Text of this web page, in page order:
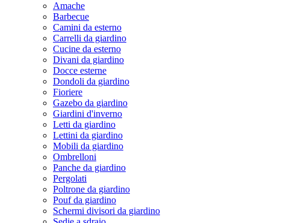
Amache
Barbecue
Camini da esterno
Carrelli da giardino
Cucine da esterno
Divani da giardino
Docce esterne
Dondoli da giardino
Fioriere
Gazebo da giardino
Giardini d'inverno
Letti da giardino
Lettini da giardino
Mobili da giardino
Ombrelloni
Panche da giardino
Pergolati
Poltrone da giardino
Pouf da giardino
Schermi divisori da giardino